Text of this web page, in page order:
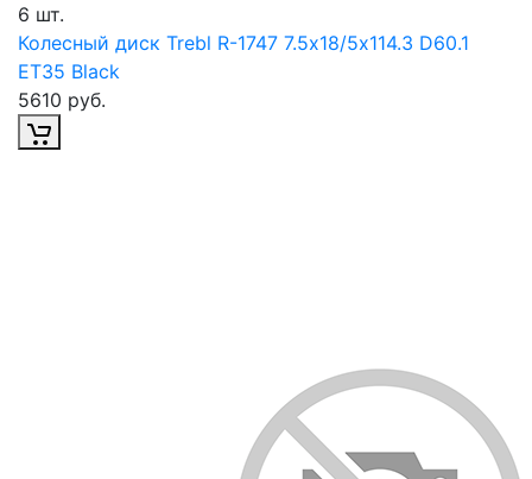
6 шт.
Колесный диск Trebl R-1747 7.5х18/5х114.3 D60.1
ET35 Black
5610 руб.